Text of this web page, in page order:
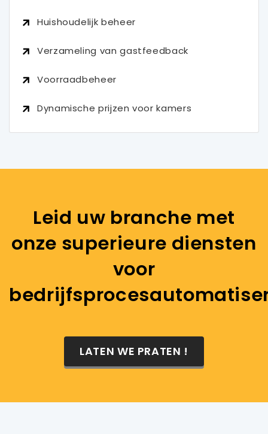
Huishoudelijk beheer
Verzameling van gastfeedback
Voorraadbeheer
Dynamische prijzen voor kamers
Leid uw branche met
onze superieure diensten
voor
LATEN WE PRATEN !